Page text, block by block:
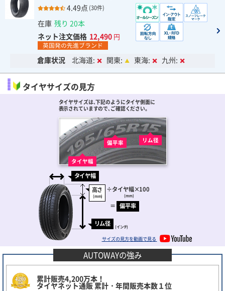
4.49点 (30件)
在庫 残り 20本
ネット注文価格 12,490 円
英国発の先進ブランド
倉庫状況 北海道: 関東: 東海: 九州:
タイヤサイズの見方
タイヤサイズは､下記のようにタイヤ側面に
表示されていますので､ご確認ください。
タイヤ幅
偏平率 リム径
タイヤ幅
高さ
(mm)
÷タイヤ幅
(mm)
×100
＝ 偏平率
リム径 (インチ)
サイズの見方を動画で見る
AUTOWAYの強み
累計販売4,200万本！
タイヤネット通販 累計・年間販売本数１位